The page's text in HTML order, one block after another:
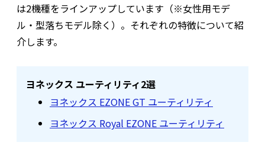
は2機種をラインアップしています（※女性用モデ
ル・型落ちモデル除く）。それぞれの特徴について紹
介します。
ヨネックス ユーティリティ2選
ヨネックス EZONE GT ユーティリティ
ヨネックス Royal EZONE ユーティリティ